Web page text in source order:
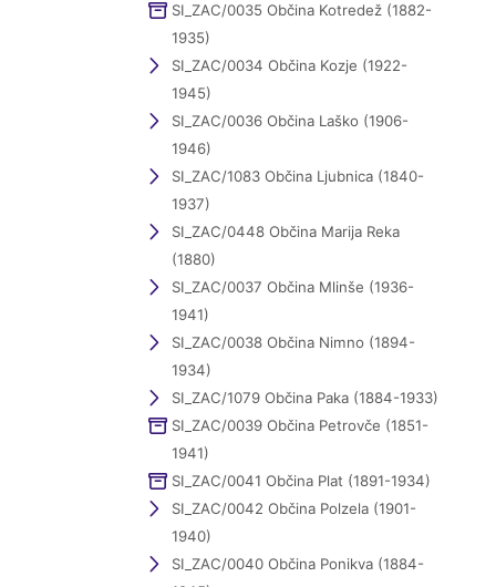
SI_ZAC/0035 Občina Kotredež (1882-
1935)
SI_ZAC/0034 Občina Kozje (1922-
1945)
SI_ZAC/0036 Občina Laško (1906-
1946)
SI_ZAC/1083 Občina Ljubnica (1840-
1937)
SI_ZAC/0448 Občina Marija Reka
(1880)
SI_ZAC/0037 Občina Mlinše (1936-
1941)
SI_ZAC/0038 Občina Nimno (1894-
1934)
SI_ZAC/1079 Občina Paka (1884-1933)
SI_ZAC/0039 Občina Petrovče (1851-
1941)
SI_ZAC/0041 Občina Plat (1891-1934)
SI_ZAC/0042 Občina Polzela (1901-
1940)
SI_ZAC/0040 Občina Ponikva (1884-